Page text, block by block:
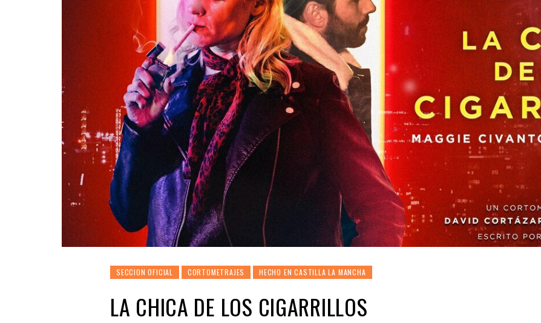
SECCION OFICIAL CORTOMETRAJES HECHO EN CASTILLA LA MANCHA
LA CHICA DE LOS CIGARRILLOS